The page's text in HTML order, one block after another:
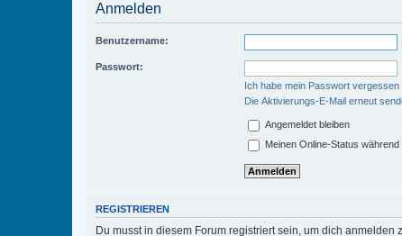
Anmelden
Benutzername:
Passwort:
Ich habe mein Passwort vergessen
Die Aktivierungs-E-Mail erneut
Angemeldet bleiben
Meinen Online-Status
REGISTRIEREN
Du musst in diesem Forum registriert sein, um dich